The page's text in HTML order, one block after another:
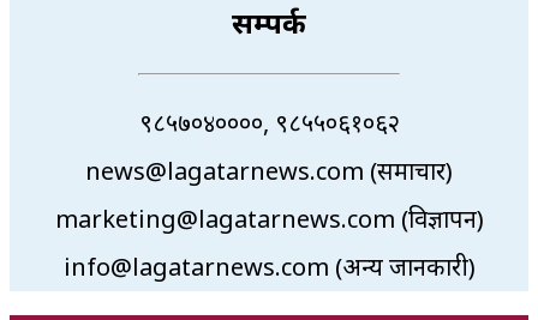
सम्पर्क
९८५७०४००००, ९८५५०६१०६२
news@lagatarnews.com (समाचार)
marketing@lagatarnews.com (विज्ञापन)
info@lagatarnews.com (अन्य जानकारी)